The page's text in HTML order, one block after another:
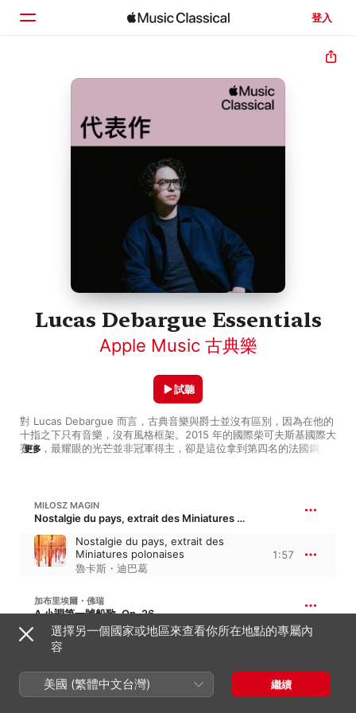
登入
首頁
搜尋
Lucas Debargue Essentials
Apple Music 古典樂
對 Lucas Debargue 而言，古典音樂與爵士並沒有區別，因為在他的
十指之下只有音樂，沒有風格框架。2015 年的國際柴可夫斯基國際大
賽中，最耀眼的光芒並非冠軍得主，卻是這位拿到第四名的法國鋼琴
琴，但中途卻放棄跑去玩爵士樂，直到二十歲時才重新拾回對鋼琴的
熱情，直到他參加大賽之前，竟僅僅只有四年左右的彈琴經歷，實在
旅程上並非全然走在正統教育體系之中，也讓他的音樂視野更加寬廣
自由，對他而言，無論是巴哈、蕭邦、李斯特、抑或是拉威爾，其中
都存在著對音樂的即興自由成分，因此在他的詮釋之下，這些音樂都
音作品，在這些經典之中聽見創意，在他的指尖聽見自由揮灑的靈
魂。
更多
試聽
MIŁOSZ MAGIN
Nostalgie du pays, extrait des Miniatures polonaises
Nostalgie du pays, extrait des
Miniatures polonaises
魯卡斯・迪巴葛
1:57
加布里埃爾・佛瑞
A 小調第一號船歌, Op. 26
Barcarolle No. 1 in A Minor, Op.
愛德華・葛利格
選擇另一個國家或地區來查看你所在地點的專屬內
容
美國 (繁體中文台灣) 繼續